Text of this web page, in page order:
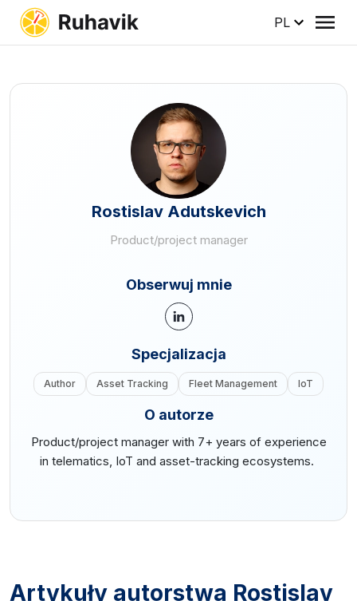
PL
Rostislav Adutskevich
Product/project manager
Obserwuj mnie
Specjalizacja
Author Asset Tracking Fleet Management IoT
O autorze
Product/project manager with 7+ years of experience
in telematics, IoT and asset-tracking ecosystems.
Artykuły autorstwa Rostislav